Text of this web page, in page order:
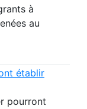
à
au
établir
pourront